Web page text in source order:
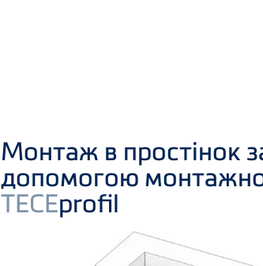
Монтаж в простінок
допомогою
TECEprofil